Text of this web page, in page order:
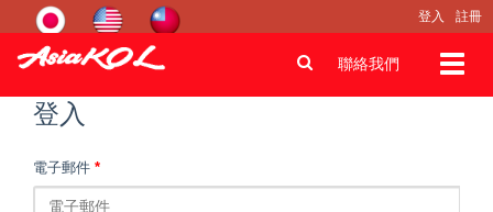
登入 註冊
聯絡我們
登入
電子郵件 *